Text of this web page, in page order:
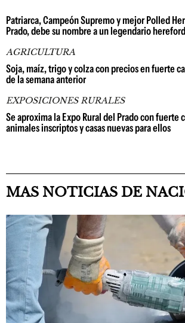
Patriarca, Campeón Supremo y mejor Polled
Prado, debe su nombre a un legendario
AGRICULTURA
Soja, maíz, trigo y colza con precios en fuerte
de la semana anterior
EXPOSICIONES RURALES
Se aproxima la Expo Rural del Prado con fuerte
animales inscriptos y casas nuevas para ellos
MAS NOTICIAS DE